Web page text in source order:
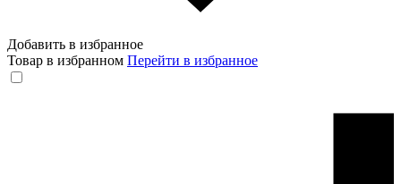
Добавить в избранное
Товар в избранном Перейти в избранное